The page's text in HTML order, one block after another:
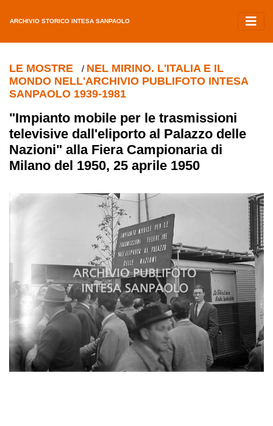
ARCHIVIO STORICO INTESA SANPAOLO
LE MOSTRE / NEL MIRINO. L'ITALIA E IL
MONDO NELL'ARCHIVIO PUBLIFOTO INTESA
SANPAOLO 1939-1981
"Impianto mobile per le trasmissioni
televisive dall'eliporto al Palazzo delle
Nazioni" alla Fiera Campionaria di
Milano del 1950, 25 aprile 1950